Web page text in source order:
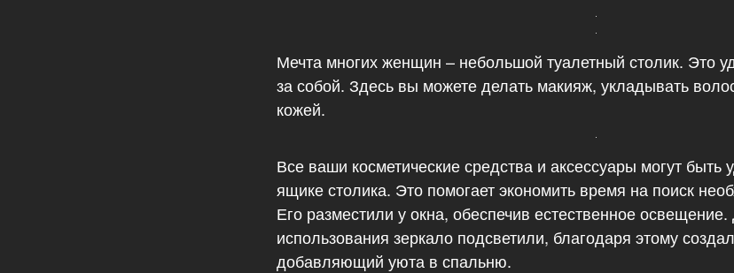
Мечта многих женщин – небольшой туалетный столик. Это
за собой. Здесь вы можете делать макияж, укладывать
кожей.
Все ваши косметические средства и аксессуары могут
ящике столика. Это помогает экономить время на поиск
Его разместили у окна, обеспечив естественное
использования зеркало подсветили, благодаря этому
добавляющий уюта в спальню.